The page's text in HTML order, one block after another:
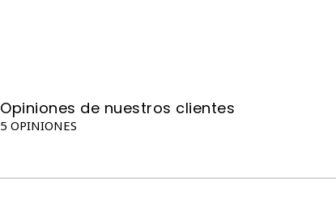
Opiniones de nuestros clientes
5 OPINIONES